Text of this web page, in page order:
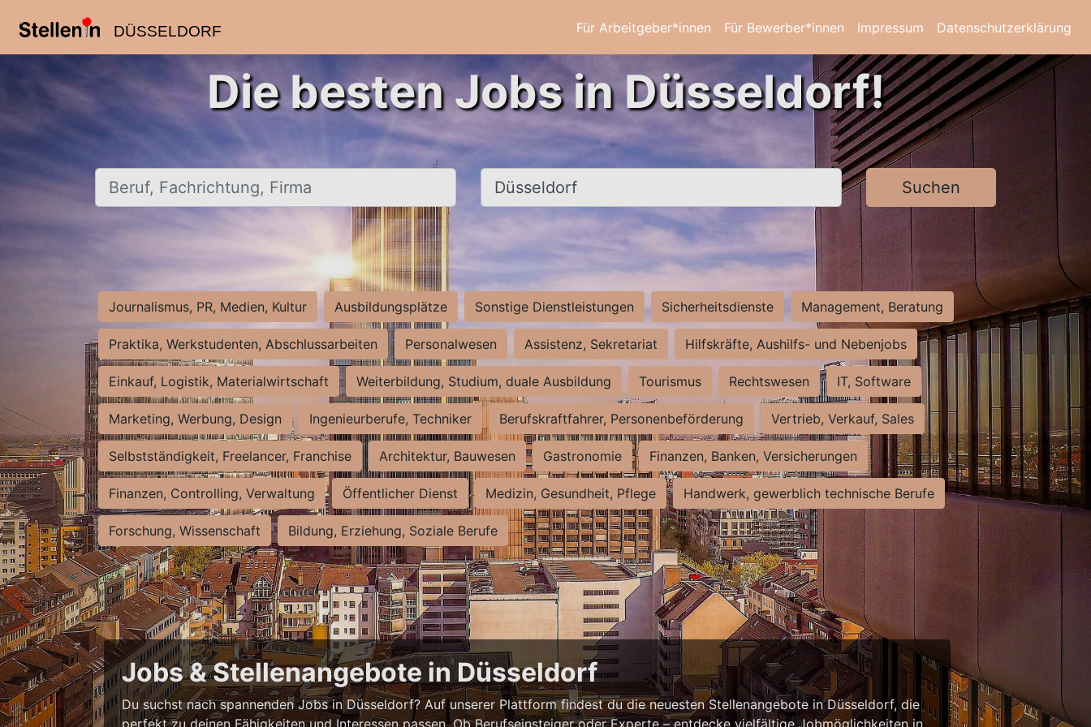
DÜSSELDORF Für Arbeitgeber*innen Für Bewerber*innen Impressum Datenschutzerklärung
Die besten Jobs in Düsseldorf!
Beruf, Fachrichtung, Firma Ort, Stadt Suchen
Journalismus, PR, Medien, Kultur Ausbildungsplätze Sonstige Dienstleistungen Sicherheitsdienste Management, Beratung
Praktika, Werkstudenten, Abschlussarbeiten Personalwesen Assistenz, Sekretariat Hilfskräfte, Aushilfs- und Nebenjobs
Einkauf, Logistik, Materialwirtschaft Weiterbildung, Studium, duale Ausbildung Tourismus Rechtswesen IT, Software
Marketing, Werbung, Design Ingenieurberufe, Techniker Berufskraftfahrer, Personenbeförderung Vertrieb, Verkauf, Sales
Selbstständigkeit, Freelancer, Franchise Architektur, Bauwesen Gastronomie Finanzen, Banken, Versicherungen
Finanzen, Controlling, Verwaltung Öffentlicher Dienst Medizin, Gesundheit, Pflege Handwerk, gewerblich technische Berufe
Forschung, Wissenschaft Bildung, Erziehung, Soziale Berufe
Jobs & Stellenangebote in Düsseldorf
Du suchst nach spannenden Jobs in Düsseldorf? Auf unserer Plattform findest du die neuesten Stellenangebote in Düsseldorf, die